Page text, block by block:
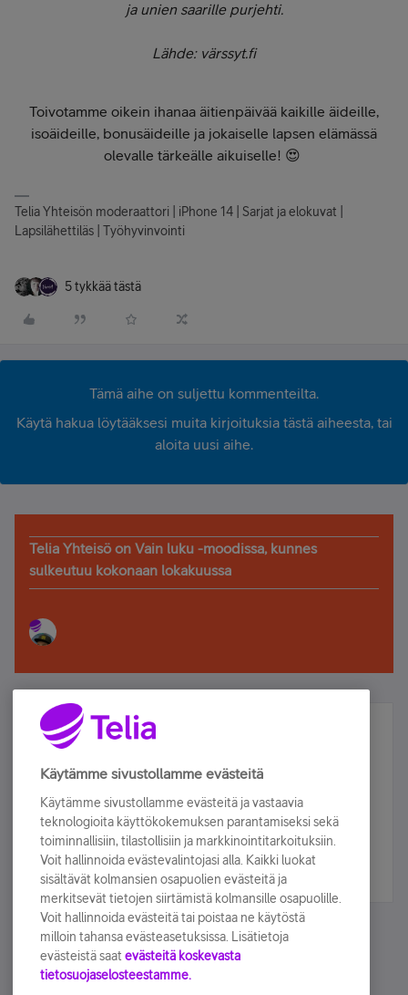
ja unien saarille purjehti.
Lähde: värssyt.fi
Toivotamme oikein ihanaa äitienpäivää kaikille äideille,
isoäideille, bonusäideille ja jokaiselle lapsen elämässä
olevalle tärkeälle aikuiselle! 😍
Telia Yhteisön moderaattori | iPhone 14 | Sarjat ja elokuvat |
Lapsilähettiläs | Työhyvinvointi
5 tykkää tästä
Tämä aihe on suljettu kommenteilta.
Käytä hakua löytääksesi muita kirjoituksia tästä aiheesta, tai
aloita uusi aihe.
Telia Yhteisö on Vain luku -moodissa, kunnes
sulkeutuu kokonaan lokakuussa
Älä jää paitsi – osallistu ja voita!
Tilaa Telian uutiskirje ja olet mukana arvonnassa.
sähköpostiisi.
Tilaa nyt
Käytämme sivustollamme evästeitä
Käytämme sivustollamme evästeitä ja vastaavia
teknologioita käyttökokemuksen parantamiseksi sekä
toiminnallisiin, tilastollisiin ja markkinointitarkoituksiin.
Voit hallinnoida evästevalintojasi alla. Kaikki luokat
sisältävät kolmansien osapuolien evästeitä ja
merkitsevät tietojen siirtämistä kolmansille osapuolille.
Voit hallinnoida evästeitä tai poistaa ne käytöstä
milloin tahansa evästeasetuksissa. Lisätietoja
evästeistä saat evästeitä koskevasta
tietosuojaselosteestamme.